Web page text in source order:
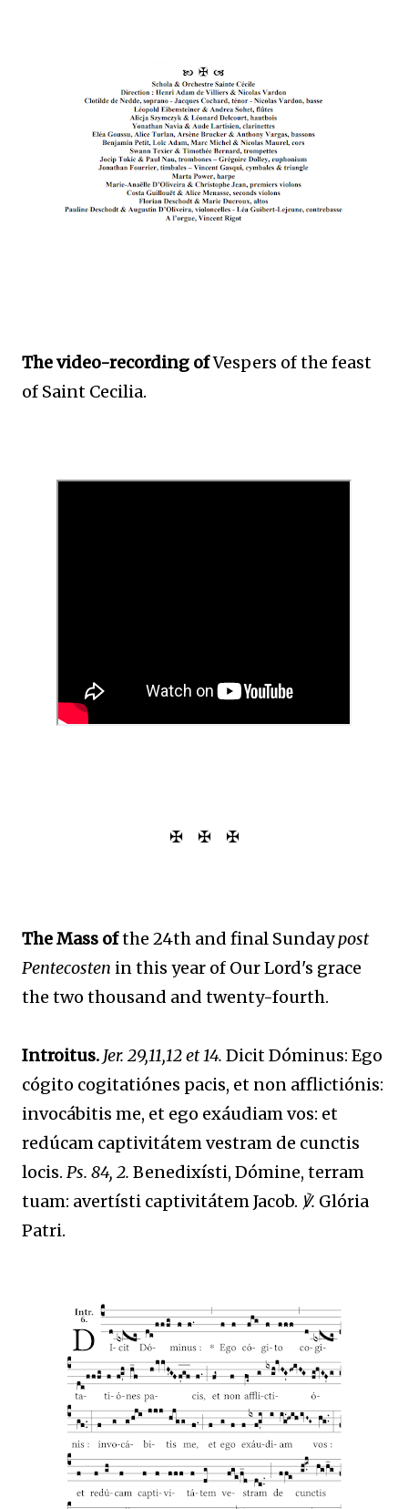
The video-recording ofVespers of the feast
of Saint Cecilia.
✠ ✠ ✠
The Mass ofthe 24th and final Sundaypost
Pentecosten in this year of Our Lord's grace
the two thousand and twenty-fourth.
Introitus. Jer. 29,11,12 et 14. Dicit Dóminus: Ego
cógito cogitatiónes pacis, et non afflictiónis:
invocábitis me, et ego exáudiam vos: et
redúcam captivitátem vestram de cunctis
locis. Ps. 84, 2. Benedixísti, Dómine, terram
tuam: avertísti captivitátem Jacob. ℣. Glória
Patri.